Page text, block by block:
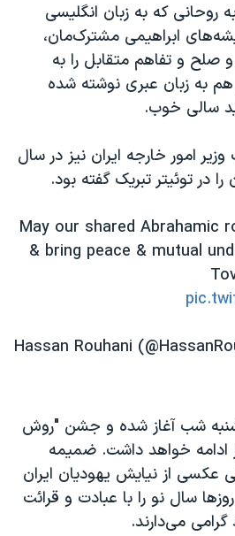
روحانی که به زبان انگلیسی
ابراهیمی مشترک‌مان،
صلح و تفاهم متقابل را به
هم به زبان عبری نوشته شده
سالی خوب.
امور خارجه ایران نیز در سال
May our shared Abrahamic
& bring peace & mutual
۵۷۷۶ از یکشنبه شب آغاز شده و جشن "روش
ادامه خواهد داشت. ضمیمه
عکسی از نیایش یهودیان ایران
سال نو را با عبادت و قرائت
می‌دارند.